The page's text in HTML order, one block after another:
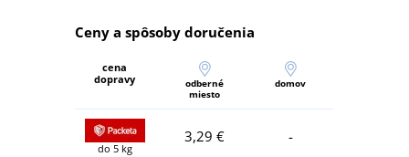
Ceny a spôsoby doručenia
cena
dopravy
odberné
miesto
domov
do 5 kg
3,29 € -